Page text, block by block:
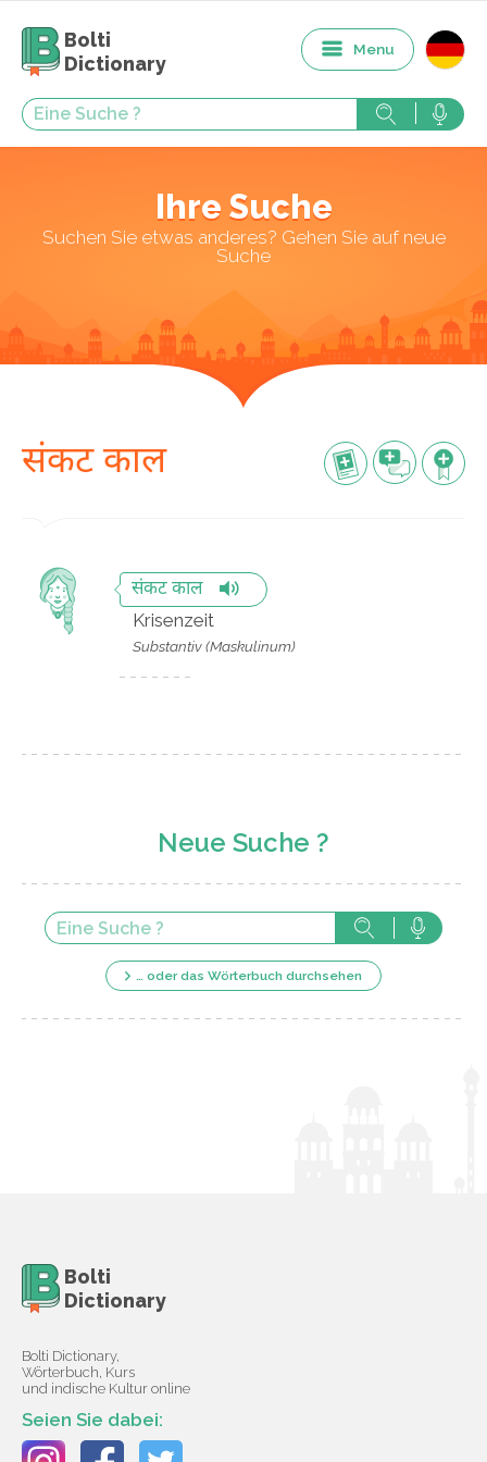
Bolti
Dictionary
Menu
Ihre Suche
Suchen Sie etwas anderes? Gehen Sie auf neue
Suche
संकट काल
संकट काल
Krisenzeit
Substantiv (Maskulinum)
Neue Suche ?
… oder das Wörterbuch durchsehen
Bolti
Dictionary
Bolti Dictionary,
Wörterbuch, Kurs
und indische Kultur online
Seien Sie dabei: